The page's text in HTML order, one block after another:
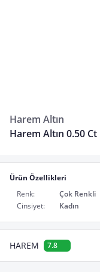
Harem Altın
Harem Altın 0.50
Ürün Özellikleri
Renk:
Çok Renkli
Cinsiyet:
Kadın
HAREM 7.8